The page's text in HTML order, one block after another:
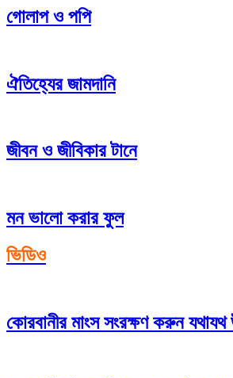
গোলাপ ও পপি
ঐতিহ্যের জামদানি
জীবন ও জীবিকার টানে
মন ভালো করার ফুল
ভিডিও
কোরবানীর মাংস সংরক্ষণ করুন যথাযথ